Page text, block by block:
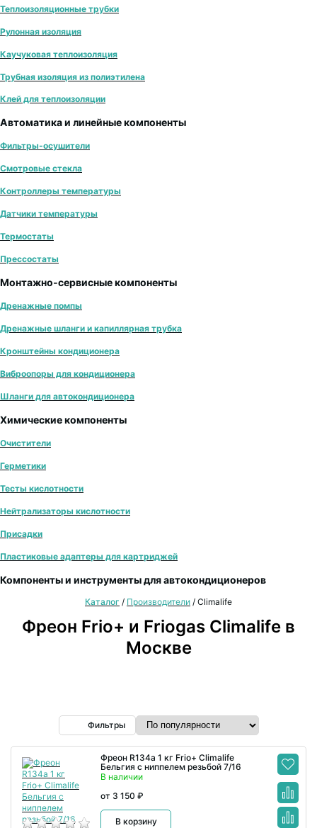
Теплоизоляционные трубки
Рулонная изоляция
Каучуковая теплоизоляция
Трубная изоляция из полиэтилена
Клей для теплоизоляции
Автоматика и линейные компоненты
Фильтры-осушители
Смотровые стекла
Контроллеры температуры
Датчики температуры
Термостаты
Прессостаты
Монтажно‑сервисные компоненты
Дренажные помпы
Дренажные шланги и капиллярная трубка
Кронштейны кондиционера
Виброопоры для кондиционера
Шланги для автокондиционера
Химические компоненты
Очистители
Герметики
Тесты кислотности
Нейтрализаторы кислотности
Присадки
Пластиковые адаптеры для картриджей
Компоненты и инструменты для автокондиционеров
Каталог / Производители / Climalife
Фреон Frio+ и Friogas Climalife в
Москве
Фильтры
Фреон R134а 1 кг Frio+ Climalife
Бельгия с ниппелем резьбой 7/16
В наличии
от 3 150 ₽
В корзину